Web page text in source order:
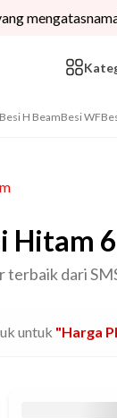
Besi H BeamBesi WF
Hitam
dari
untuk "harga